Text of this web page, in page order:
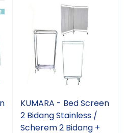
KUMARA - Bed Screen
2 Bidang Stainless /
Scherem 2 Bidang +